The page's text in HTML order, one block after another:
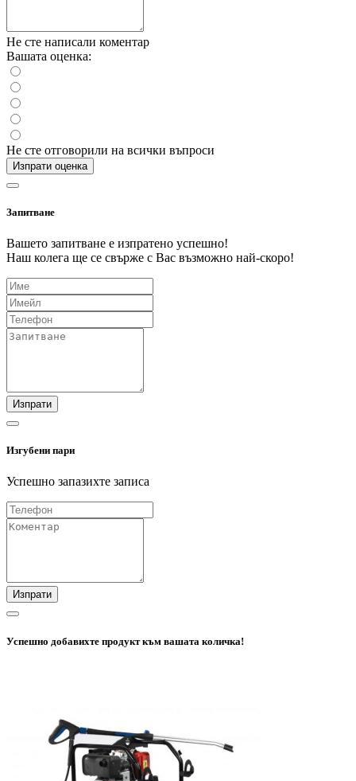
Не сте написали коментар
Вашата оценка:
Не сте отговорили на всички въпроси
Изпрати оценка
Запитване
Вашето запитване е изпратено успешно!
Наш колега ще се свърже с Вас възможно най-скоро!
Изпрати
Изгубени пари
Успешно запазихте записа
Изпрати
Успешно добавихте продукт към вашата количка!